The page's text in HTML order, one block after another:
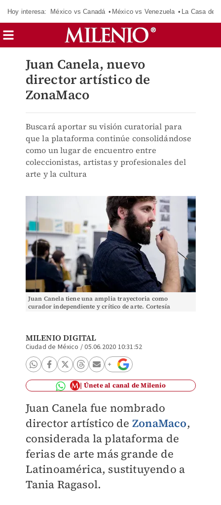
Hoy interesa: México vs Canadá México vs Venezuela La Casa de
Juan Canela, nuevo
director artístico de
ZonaMaco
Buscará aportar su visión curatorial para
que la plataforma continúe consolidándose
como un lugar de encuentro entre
coleccionistas, artistas y profesionales del
arte y la cultura
Juan Canela tiene una amplia trayectoria como
curador independiente y crítico de arte. Cortesía
MILENIO DIGITAL
Ciudad de México /05.06.2020 10:31:52
Únete al canal de Milenio
Juan Canela fue nombrado
director artístico de ZonaMaco,
considerada la plataforma de
ferias de arte más grande de
Latinoamérica, sustituyendo a
Tania Ragasol.